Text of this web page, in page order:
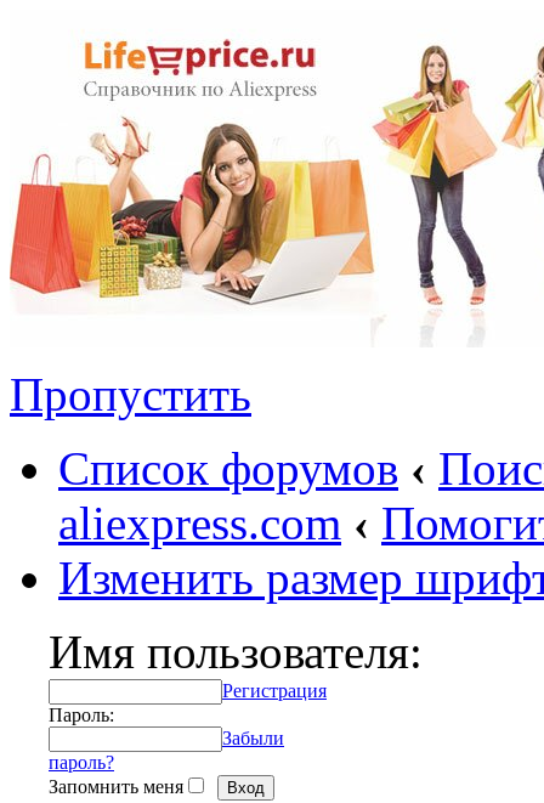
Пропустить
Список форумов ‹
aliexpress.com ‹
Изменить размер
Имя пользователя:
Регистрация
Пароль:
Забыли
пароль?
Запомнить меня